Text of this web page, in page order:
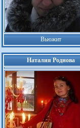
Вьюжит
Наталия Роднова